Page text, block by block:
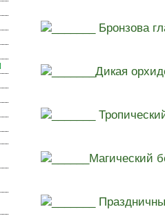
_______ Бронзова
_______Дикая
_______
______Магический
_______